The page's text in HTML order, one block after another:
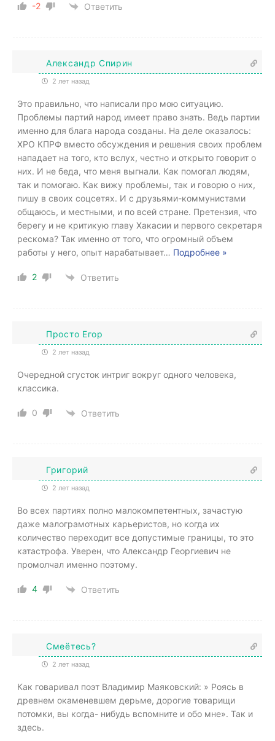
-2 Ответить
Александр Спирин
2 лет назад
Это правильно, что написали про мою ситуацию.
Проблемы партий народ имеет право знать. Ведь партии
именно для блага народа созданы. На деле оказалось:
ХРО КПРФ вместо обсуждения и решения своих проблем
нападает на того, кто вслух, честно и открыто говорит о
них. И не беда, что меня выгнали. Как помогал людям,
так и помогаю. Как вижу проблемы, так и говорю о них,
пишу в своих соцсетях. И с друзьями-коммунистами
общаюсь, и местными, и по всей стране. Претензия, что
берегу и не критикую главу Хакасии и первого секретаря
рескома? Так именно от того, что огромный объем
работы у него, опыт нарабатывает… Подробнее »
2 Ответить
Просто Егор
2 лет назад
Очередной сгусток интриг вокруг одного человека,
классика.
0 Ответить
Григорий
2 лет назад
Во всех партиях полно малокомпетентных, зачастую
даже малограмотных карьеристов, но когда их
количество переходит все допустимые границы, то это
катастрофа. Уверен, что Александр Георгиевич не
промолчал именно поэтому.
4 Ответить
Смеётесь?
2 лет назад
Как говаривал поэт Владимир Маяковский: » Роясь в
древнем окаменевшем дерьме, дорогие товарищи
потомки, вы когда- нибудь вспомните и обо мне». Так и
здесь.